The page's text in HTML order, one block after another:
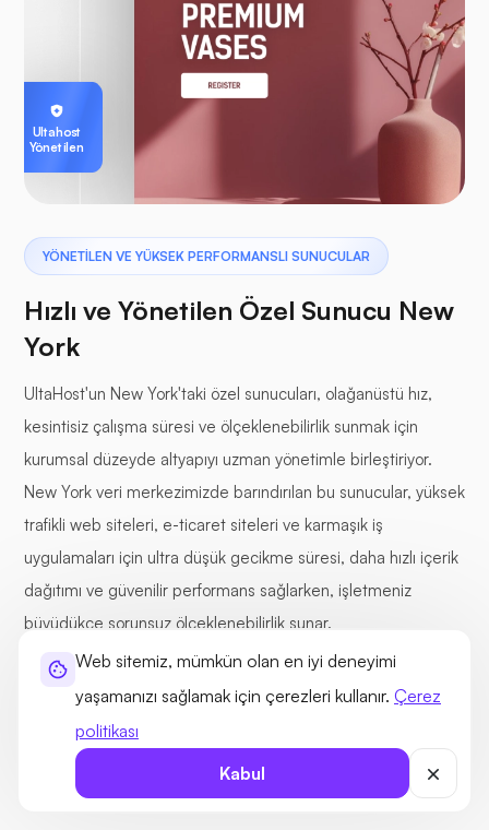
Web sitemiz, mümkün olan en iyi deneyimi
yaşamanızı sağlamak için çerezleri kullanır. Çerez
politikası
Kabul
YÖNETİLEN VE YÜKSEK PERFORMANSLI SUNUCULAR
Hızlı ve Yönetilen Özel Sunucu New
York
UltaHost'un New York'taki özel sunucuları, olağanüstü hız,
kesintisiz çalışma süresi ve ölçeklenebilirlik sunmak için
kurumsal düzeyde altyapıyı uzman yönetimle birleştiriyor.
New York veri merkezimizde barındırılan bu sunucular, yüksek
trafikli web siteleri, e-ticaret siteleri ve karmaşık iş
uygulamaları için ultra düşük gecikme süresi, daha hızlı içerik
dağıtımı ve güvenilir performans sağlarken, işletmeniz
büyüdükçe sorunsuz ölçeklenebilirlik sunar.
Yüksek Saatli CPU'lar
Özel G/Ç Kanalları
100 Gbps Ağ Bağlantıları
Ultahost
Yönetilen